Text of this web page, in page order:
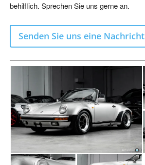
behilflich. Sprechen Sie uns gerne an.
Senden Sie uns eine Nachricht